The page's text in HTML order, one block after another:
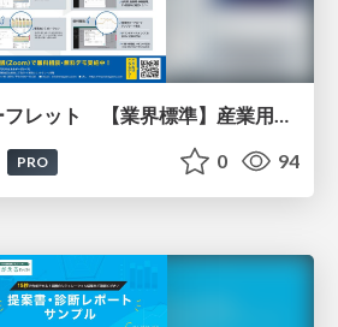
エネがえるBizリーフレット 【業界標準】産業用自家消費型太陽光・産業用蓄電池経済効果シミュレーションツール
PRO 0 94